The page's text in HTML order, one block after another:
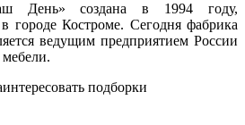
День» создана в 1994 году,
городе Костроме. Сегодня фабрика
ведущим предприятием России
подборки